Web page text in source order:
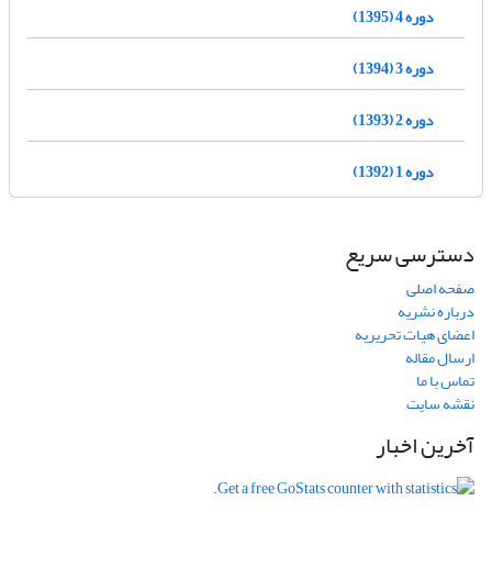
دوره 4 (1395)
دوره 3 (1394)
دوره 2 (1393)
دوره 1 (1392)
دسترسی سریع
صفحه اصلی
درباره نشریه
اعضای هیات تحریریه
ارسال مقاله
تماس با ما
نقشه سایت
آخرین اخبار